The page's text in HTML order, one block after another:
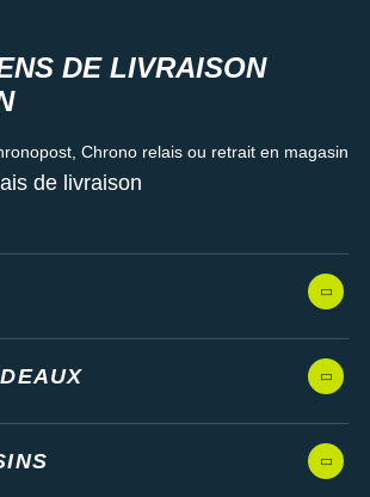
DE LIVRAISON
Chrono relais ou retrait en magasin
de livraison